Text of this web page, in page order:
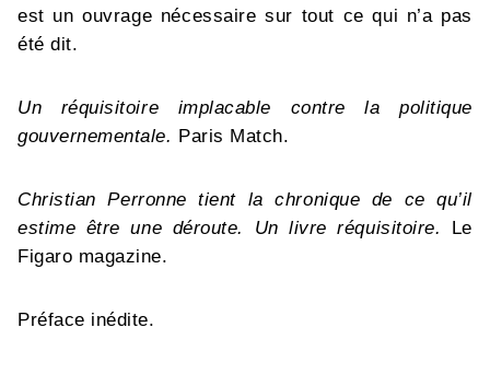
est un ouvrage nécessaire sur tout ce qui n’a pas
été dit.
Un réquisitoire implacable contre la politique
gouvernementale. Paris Match.
Christian Perronne tient la chronique de ce qu’il
estime être une déroute. Un livre réquisitoire.
Le
Figaro magazine.
Préface inédite.